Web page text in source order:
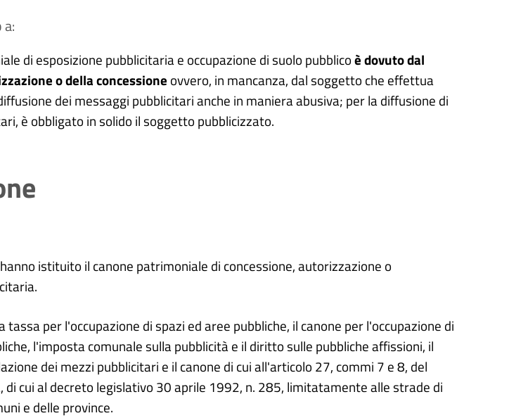
di esposizione pubblicitaria e occupazione di suolo pubblicoè dovuto dal
o della concessione ovvero, in mancanza, dal soggetto che effettua
dei messaggi pubblicitari anche in maniera abusiva; per la diffusione di
è obbligato in solido il soggetto pubblicizzato.
istituito il canone patrimoniale di concessione, autorizzazione o
tassa per l'occupazione di spazi ed aree pubbliche, il canone per l'occupazione di
l'imposta comunale sulla pubblicità e il diritto sulle pubbliche affissioni, il
dei mezzi pubblicitari e il canone di cui all'articolo 27, commi 7 e 8, del
di cui al decreto legislativo 30 aprile 1992, n. 285, limitatamente alle strade di
e delle province.